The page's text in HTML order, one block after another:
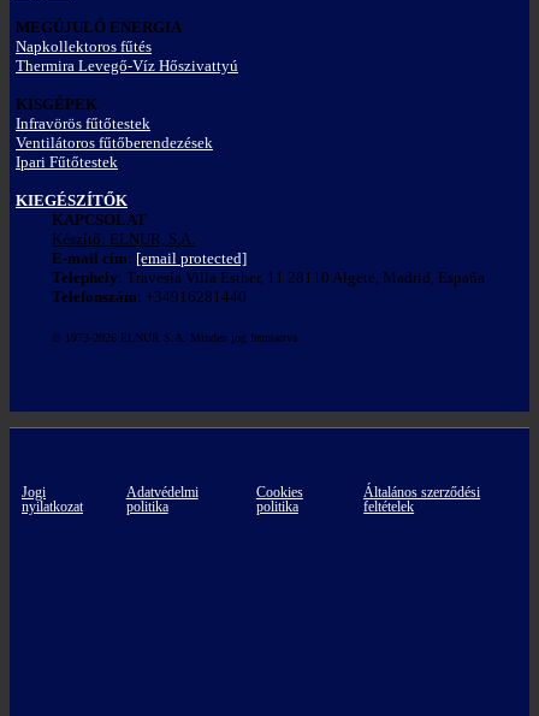
MEGÚJULÓ ENERGIA
Napkollektoros fűtés
Thermira Levegő-Víz Hőszivattyú
KISGÉPEK
Infravörös fűtőtestek
Ventilátoros fűtőberendezések
Ipari Fűtőtestek
KIEGÉSZÍTŐK
KAPCSOLAT
Készítő: ELNUR, S.A.
E-mail cím: [email protected]
Telephely: Travesía Villa Esther, 11 28110 Algete, Madrid, España
Telefonszám: +34916281440
© 1973-2026 ELNUR S.A. Minden jog fenntartva
Jogi
nyilatkozat
Adatvédelmi
politika
Cookies
politika
Általános szerződési
feltételek